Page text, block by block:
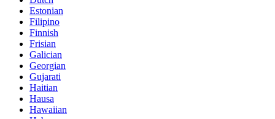
Estonian
Filipino
Finnish
Frisian
Galician
Georgian
Gujarati
Haitian
Hausa
Hawaiian